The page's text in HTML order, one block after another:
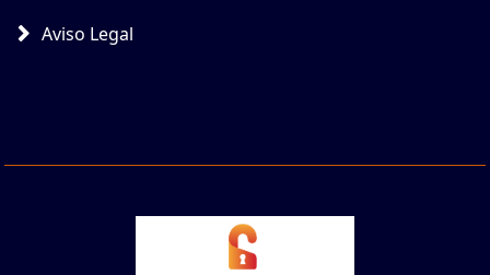
Aviso Legal